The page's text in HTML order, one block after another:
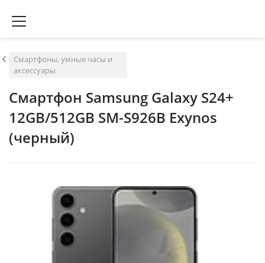
Смартфоны, умные часы и
аксессуары
Смартфон Samsung Galaxy S24+
12GB/512GB SM-S926B Exynos
(черный)